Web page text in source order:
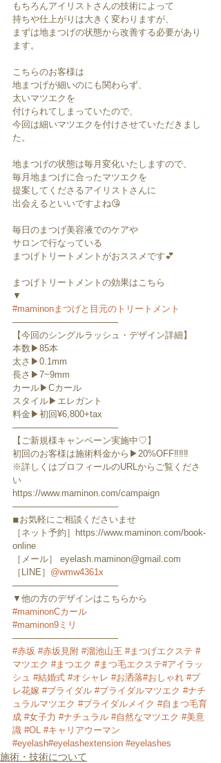
もちろんアイリストさんの技術によって
持ちや仕上がりは大きく変わりますが、
まずは地まつげの状態から改善する必要があり
ます。
こちらのお客様は
地まつげが細いのにも関わらず、
太いマツエクを
付けられてしまっていたので、
今回は細いマツエクを付けさせていただきまし
た。
地まつげの状態は毎月変化いたしますので、
毎月地まつげに合ったマツエクを
提案してくださるアイリストさんに
出会えるといいですよね😘
毎日のまつげ美容液でのケアや
サロンで行なっている
まつげトリートメントがおススメです💕
まつげトリートメントの効果はこちら
▼
#maminonまつげと目元のトリートメント
─────────────────
【今回のシングルラッシュ・デザイン詳細】
本数▶︎85本
太さ▶︎0.1mm
長さ▶︎7~9mm
カール▶︎Cカール
スタイル▶︎エレガント
料金▶︎初回¥6,800+tax
─────────────────
【ご新規様キャンペーン実施中♡】
初回のお客様は施術料金から▶︎20%OFF‼️‼️‼️
※詳しくはプロフィールのURLからご覧くださ
い
https://www.maminon.com/campaign
─────────────────
◾︎お気軽にご相談くださいませ
［ネット予約］https://www.maminon.com/book-
online
［メール］ eyelash.maminon@gmail.com
［LINE］ @wmw4361x
─────────────────
▼他の方のデザインはこちらから
#maminonCカール
#maminon9ミリ
─────────────────
#赤坂 #赤坂見附 #溜池山王 #まつげエクステ #
マツエク #まつエク #まつ毛エクステ#アイラッ
シュ #結婚式 #オシャレ #お洒落#おしゃれ #プ
レ花嫁 #ブライダル #ブライダルマツエク #ナチ
ュラルマツエク #ブライダルメイク #自まつ毛育
成 #女子力 #ナチュラル #自然なマツエク #美意
識 #OL #キャリアウーマン
#eyelash#eyelashextension #eyelashes
施術・技術について